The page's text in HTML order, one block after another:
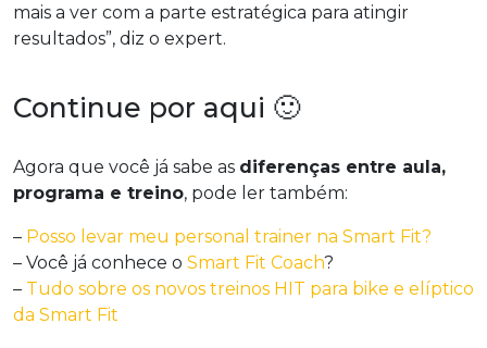
mais a ver com a parte estratégica para atingir
resultados”, diz o expert.
Continue por aqui 🙂
Agora que você já sabe as diferenças entre aula,
programa e treino, pode ler também:
– Posso levar meu personal trainer na Smart Fit?
– Você já conhece o Smart Fit Coach?
– Tudo sobre os novos treinos HIT para bike e elíptico
da Smart Fit